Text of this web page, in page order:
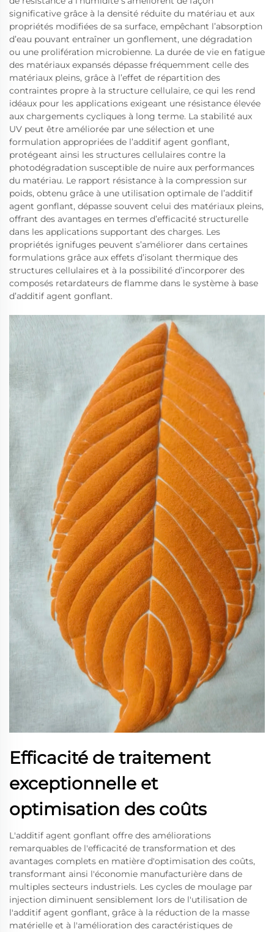
significative grâce à la densité réduite du matériau et aux
propriétés modifiées de sa surface, empêchant l’absorption
d’eau pouvant entraîner un gonflement, une dégradation
ou une prolifération microbienne. La durée de vie en fatigue
des matériaux expansés dépasse fréquemment celle des
matériaux pleins, grâce à l’effet de répartition des
contraintes propre à la structure cellulaire, ce qui les rend
idéaux pour les applications exigeant une résistance élevée
aux chargements cycliques à long terme. La stabilité aux
UV peut être améliorée par une sélection et une
formulation appropriées de l’additif agent gonflant,
protégeant ainsi les structures cellulaires contre la
photodégradation susceptible de nuire aux performances
du matériau. Le rapport résistance à la compression sur
poids, obtenu grâce à une utilisation optimale de l’additif
agent gonflant, dépasse souvent celui des matériaux pleins,
offrant des avantages en termes d’efficacité structurelle
dans les applications supportant des charges. Les
propriétés ignifuges peuvent s’améliorer dans certaines
formulations grâce aux effets d’isolant thermique des
structures cellulaires et à la possibilité d’incorporer des
composés retardateurs de flamme dans le système à base
d’additif agent gonflant.
Efficacité de traitement
exceptionnelle et
optimisation des coûts
L'additif agent gonflant offre des améliorations
remarquables de l'efficacité de transformation et des
avantages complets en matière d'optimisation des coûts,
transformant ainsi l'économie manufacturière dans de
multiples secteurs industriels. Les cycles de moulage par
injection diminuent sensiblement lors de l'utilisation de
l'additif agent gonflant, grâce à la réduction de la masse
matérielle et à l'amélioration des caractéristiques de